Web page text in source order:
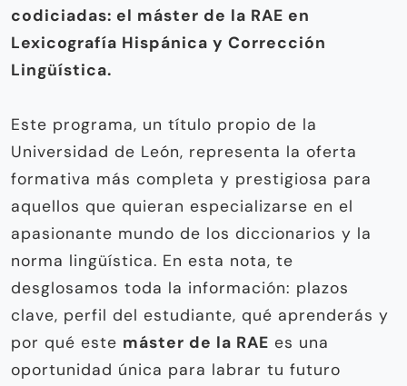
codiciadas: el máster de la RAE en
Lexicografía Hispánica y Corrección
Lingüística.
Este programa, un título propio de la
Universidad de León, representa la oferta
formativa más completa y prestigiosa para
aquellos que quieran especializarse en el
apasionante mundo de los diccionarios y la
norma lingüística. En esta nota, te
desglosamos toda la información: plazos
clave, perfil del estudiante, qué aprenderás y
por qué este máster de la RAE es una
oportunidad única para labrar tu futuro